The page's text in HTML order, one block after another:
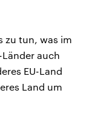
zu tun, was im
Länder auch
EU-Land
Land um